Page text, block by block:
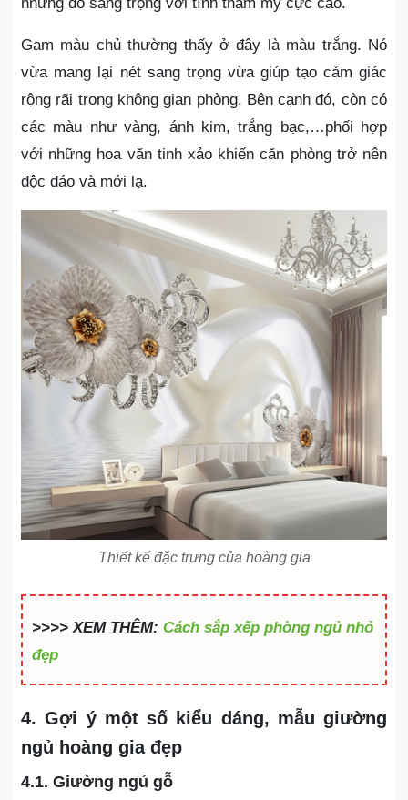
những đồ sang trọng với tính thẩm mỹ cực cao.
Gam màu chủ thường thấy ở đây là màu trắng. Nó
vừa mang lại nét sang trọng vừa giúp tạo cảm giác
rộng rãi trong không gian phòng. Bên cạnh đó, còn có
các màu như vàng, ánh kim, trắng bạc,…phối hợp
với những hoa văn tinh xảo khiến căn phòng trở nên
độc đáo và mới lạ.
Thiết kế đặc trưng của hoàng gia
>>>> XEM THÊM: Cách sắp xếp phòng ngủ nhỏ
đẹp
4. Gợi ý một số kiểu dáng, mẫu giường
ngủ hoàng gia đẹp
4.1. Giường ngủ gỗ